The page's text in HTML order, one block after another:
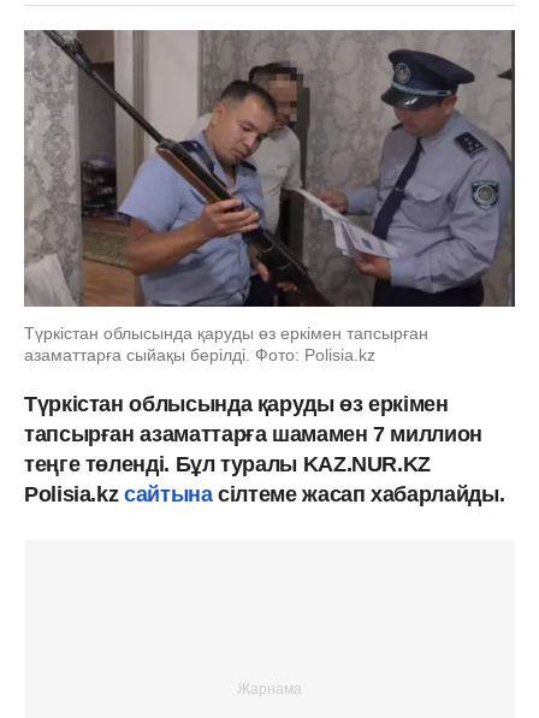
Түркістан облысында қаруды өз еркімен тапсырған
азаматтарға сыйақы берілді. Фото: Polisia.kz
Түркістан облысында қаруды өз еркімен
тапсырған азаматтарға шамамен 7 миллион
теңге төленді. Бұл туралы KAZ.NUR.KZ
Polisia.kzсайтынасілтеме жасап хабарлайды.